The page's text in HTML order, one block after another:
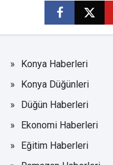
Konya Haberleri
Konya Düğünleri
Düğün Haberleri
Ekonomi Haberleri
Eğitim Haberleri